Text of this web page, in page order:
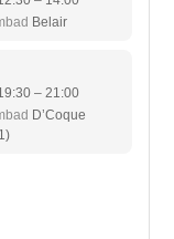
Belair
– 21:00
D’Coque